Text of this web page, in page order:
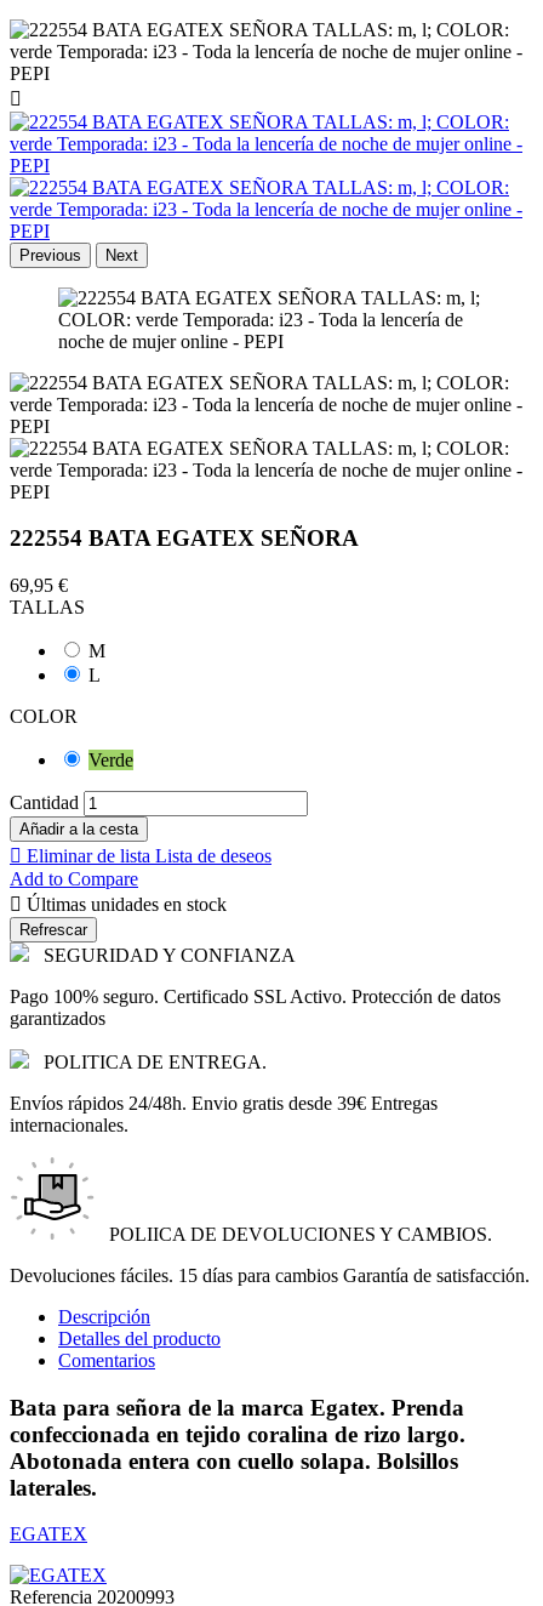

Previous Next
222554 BATA EGATEX SEÑORA
69,95 €
TALLAS
M
L
COLOR
Verde
Cantidad
Añadir a la cesta
 Eliminar de lista Lista de deseos
Add to Compare
 Últimas unidades en stock
SEGURIDAD Y CONFIANZA
Pago 100% seguro. Certificado SSL Activo. Protección de datos
garantizados
POLITICA DE ENTREGA.
Envíos rápidos 24/48h. Envio gratis desde 39€ Entregas
internacionales.
POLIICA DE DEVOLUCIONES Y CAMBIOS.
Devoluciones fáciles. 15 días para cambios Garantía de satisfacción.
Descripción
Detalles del producto
Comentarios
Bata para señora de la marca Egatex. Prenda
confeccionada en tejido coralina de rizo largo.
Abotonada entera con cuello solapa. Bolsillos
laterales.
EGATEX
Referencia 20200993